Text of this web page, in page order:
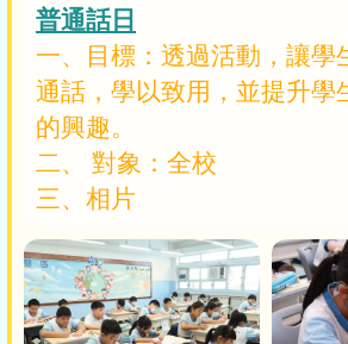
普通話日
一、目標：透過活動，讓學
通話，學以致用，並提升學
的興趣。
二、 對象：全校
三、相片